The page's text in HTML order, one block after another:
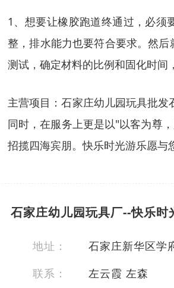
1、想要让橡胶跑道终通过，必须
整，排水能力也要符合要求。然
测试，确定材料的比例和固化时间
主营项目：石家庄幼儿园玩具批
同时，在服务上更是以"以客为尊
招揽四海宾朋。快乐时光游乐愿与
石家庄幼儿园玩具厂--快乐时
地址：
石家庄新华区学
联系：
左云霞 左森